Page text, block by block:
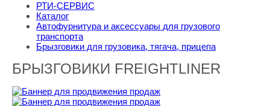
РТИ-СЕРВИС
Каталог
Автофурнитура и аксессуары для грузового
транспорта
Брызговики для грузовика, тягача, прицепа
БРЫЗГОВИКИ FREIGHTLINER